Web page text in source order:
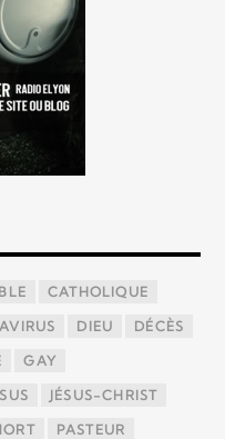
CATHOLIQUE
DIEU DÉCÈS
GAY
JÉSUS-CHRIST
PASTEUR